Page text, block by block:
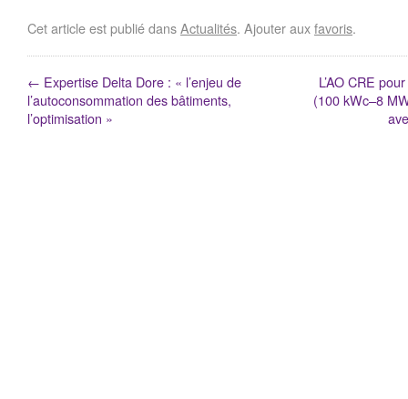
Cet article est publié dansActualités. Ajouter auxfavoris.
← Expertise Delta Dore : « l’enjeu de
l’autoconsommation des bâtiments,
l’optimisation »
L’AO CRE
(100 kWc–8